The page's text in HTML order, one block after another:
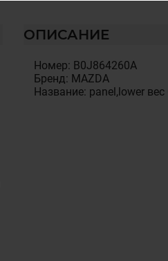
ОПИСАНИЕ
Номер: B0J864260A
Бренд: MAZDA
Название: panel,lower вес